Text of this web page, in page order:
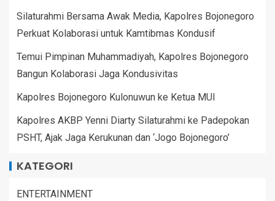
Silaturahmi Bersama Awak Media, Kapolres Bojonegoro
Perkuat Kolaborasi untuk Kamtibmas Kondusif
Temui Pimpinan Muhammadiyah, Kapolres Bojonegoro
Bangun Kolaborasi Jaga Kondusivitas
Kapolres Bojonegoro Kulonuwun ke Ketua MUI
Kapolres AKBP Yenni Diarty Silaturahmi ke Padepokan
PSHT, Ajak Jaga Kerukunan dan ‘Jogo Bojonegoro’
KATEGORI
ENTERTAINMENT